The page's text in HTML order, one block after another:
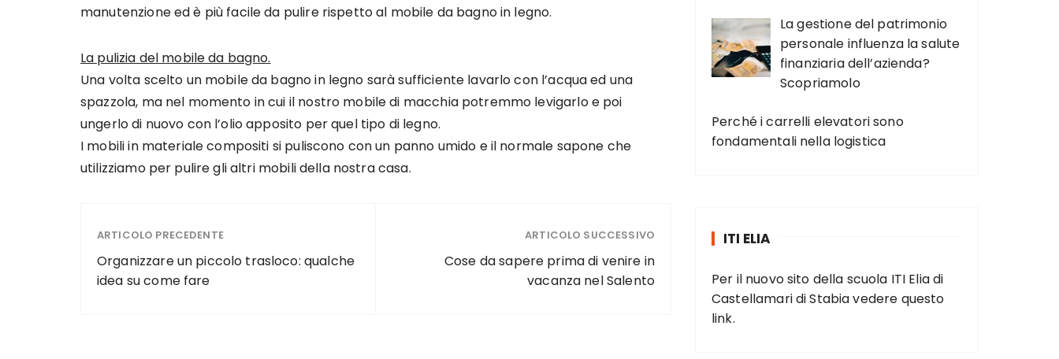
manutenzione ed è più facile da pulire rispetto al mobile da bagno in legno.
La pulizia del mobile da bagno.
Una volta scelto un mobile da bagno in legno sarà sufficiente lavarlo con l’acqua ed una
spazzola, ma nel momento in cui il nostro mobile di macchia potremmo levigarlo e poi
ungerlo di nuovo con l’olio apposito per quel tipo di legno.
I mobili in materiale compositi si puliscono con un panno umido e il normale sapone che
utilizziamo per pulire gli altri mobili della nostra casa.
ARTICOLO PRECEDENTE
Organizzare un piccolo trasloco: qualche
idea su come fare
ARTICOLO SUCCESSIVO
Cose da sapere prima di venire in
vacanza nel Salento
La gestione del patrimonio
personale influenza la salute
finanziaria dell’azienda?
Scopriamolo
Perché i carrelli elevatori sono
fondamentali nella logistica
ITI ELIA
Per il nuovo sito della scuola ITI Elia di
Castellamari di Stabia vedere questo
link.